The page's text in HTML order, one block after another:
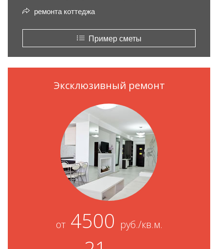
ремонта коттеджа
Пример сметы
Эксклюзивный ремонт
от4500 руб./кв.м.